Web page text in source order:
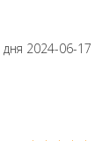
дня 2024-06-17